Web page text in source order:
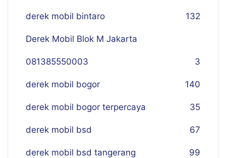
derek mobil bintaro 132
Derek Mobil Blok M Jakarta
081385550003 3
derek mobil bogor 140
derek mobil bogor terpercaya 35
derek mobil bsd 67
derek mobil bsd tangerang 99